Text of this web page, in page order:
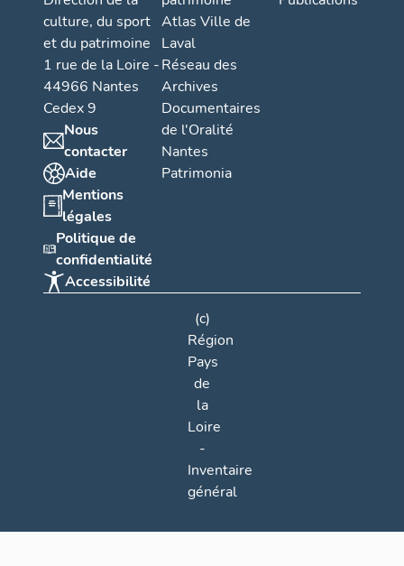
culture, du sport
et du patrimoine
1 rue de la Loire -
44966 Nantes
Cedex 9
Nous
contacter
Aide
Mentions
légales
Politique de
confidentialité
Accessibilité
Atlas Ville de
Laval
Réseau des
Archives
Documentaires
de l'Oralité
Nantes
Patrimonia
(c)
Région
Pays
de
la
Loire
-
Inventaire
général